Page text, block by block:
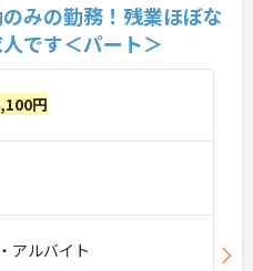
みの勤務！残業ほぼな
です＜パート＞
円
アルバイト